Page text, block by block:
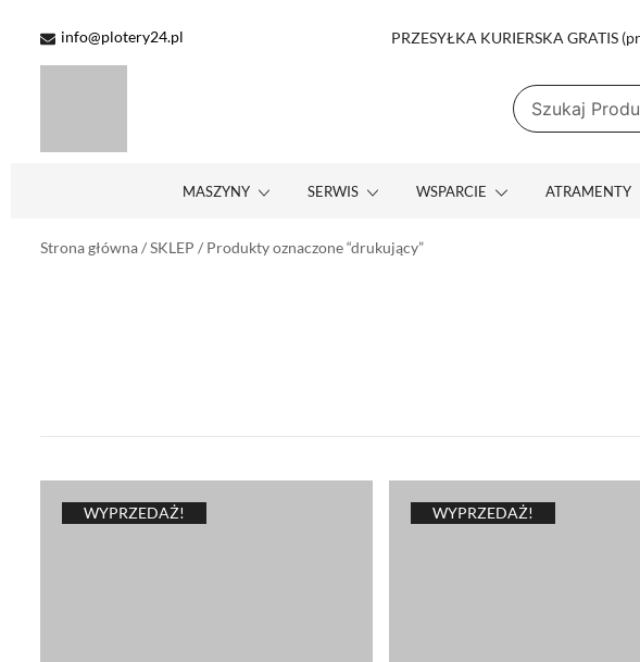
treści
info@plotery24.pl PRZESYŁKA KURIERSKA GRATIS
Szukaj:
MASZYNY SERWIS WSPARCIE ATRAMENTY
Strona główna/SKLEP / Produkty oznaczone “drukujący”
WYPRZEDAŻ! WYPRZEDAŻ!